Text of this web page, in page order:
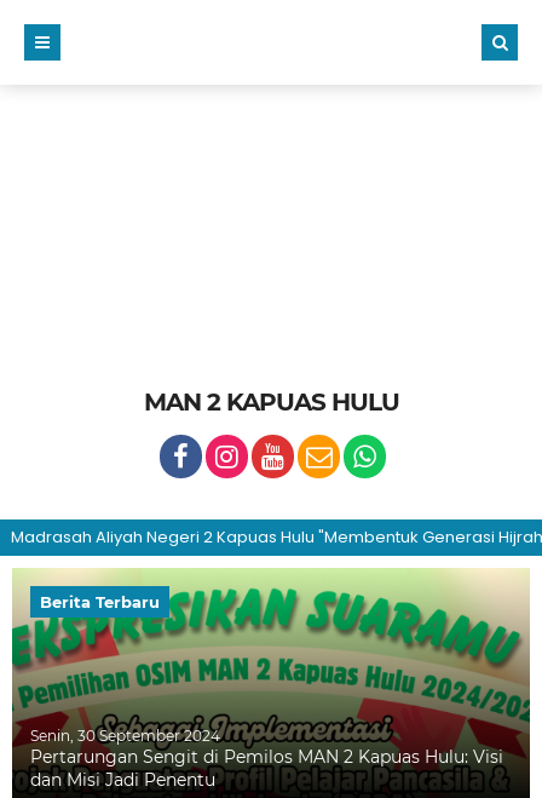
MAN 2 KAPUAS HULU
Aliyah Negeri 2 Kapuas Hulu "Membentuk Generasi Hijrah
Berita Terbaru
Senin, 30 September 2024
Pertarungan Sengit di Pemilos MAN 2 Kapuas Hulu: Visi
dan Misi Jadi Penentu